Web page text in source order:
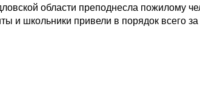
области преподнесла пожилому
и школьники привели в порядок всего за